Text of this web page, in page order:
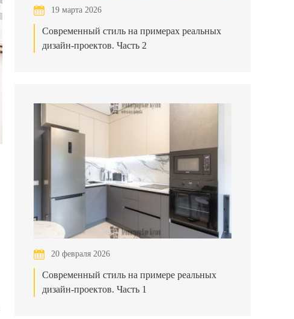
19 марта 2026
Современный стиль на примерах реальных
дизайн-проектов. Часть 2
20 февраля 2026
Современный стиль на примере реальных
дизайн-проектов. Часть 1